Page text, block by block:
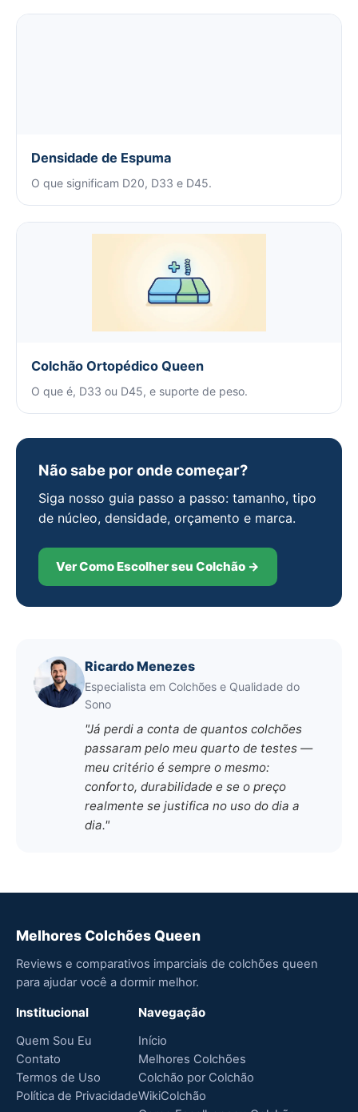
Densidade de Espuma
O que significam D20, D33 e D45.
Colchão Ortopédico Queen
O que é, D33 ou D45, e suporte de peso.
Não sabe por onde começar?
Siga nosso guia passo a passo: tamanho, tipo
de núcleo, densidade, orçamento e marca.
Ver Como Escolher seu Colchão →
Ricardo Menezes
Especialista em Colchões e Qualidade do
Sono
"Já perdi a conta de quantos colchões
passaram pelo meu quarto de testes —
meu critério é sempre o mesmo:
conforto, durabilidade e se o preço
realmente se justifica no uso do dia a
dia."
Melhores Colchões Queen
Reviews e comparativos imparciais de colchões queen
para ajudar você a dormir melhor.
Institucional
Quem Sou Eu
Contato
Termos de Uso
Política de Privacidade
Navegação
Início
Melhores Colchões
Colchão por Colchão
WikiColchão